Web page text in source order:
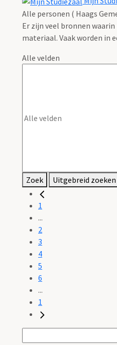
Alle personen ( Haags
Er zijn veel bronnen
materiaal. Vaak worden in
Alle velden
Zoek Uitgebreid zoeken
1
...
2
3
4
5
6
...
1